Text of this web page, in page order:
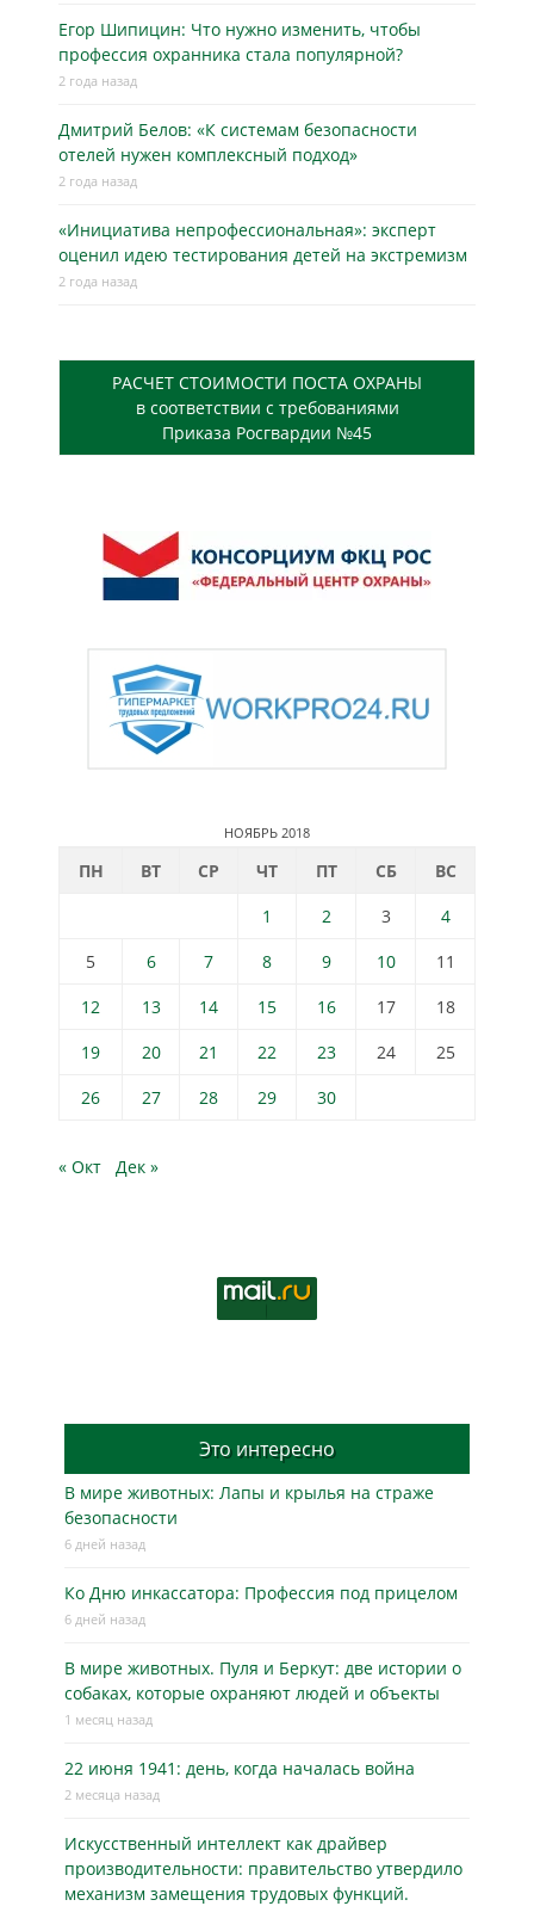
Егор Шипицин: Что нужно изменить, чтобы
профессия охранника стала популярной?
2 года назад
Дмитрий Белов: «К системам безопасности
отелей нужен комплексный подход»
2 года назад
«Инициатива непрофессиональная»: эксперт
оценил идею тестирования детей на экстремизм
2 года назад
РАСЧЕТ СТОИМОСТИ ПОСТА ОХРАНЫ
в соответствии с требованиями
Приказа Росгвардии №45
НОЯБРЬ 2018
ПН ВТ СР ЧТ ПТ СБ
ВС
1
2 3
4
5
6 7 8 9 10
11
12
13 14 15 16 17
18
19
20 21 22 23 24
25
26
27 28 29 30
« Окт Дек »
Это интересно
В мире животных: Лапы и крылья на страже
безопасности
6 дней назад
Ко Дню инкассатора: Профессия под прицелом
6 дней назад
В мире животных. Пуля и Беркут: две истории о
собаках, которые охраняют людей и объекты
1 месяц назад
22 июня 1941: день, когда началась война
2 месяца назад
Искусственный интеллект как драйвер
производительности: правительство утвердило
механизм замещения трудовых функций.